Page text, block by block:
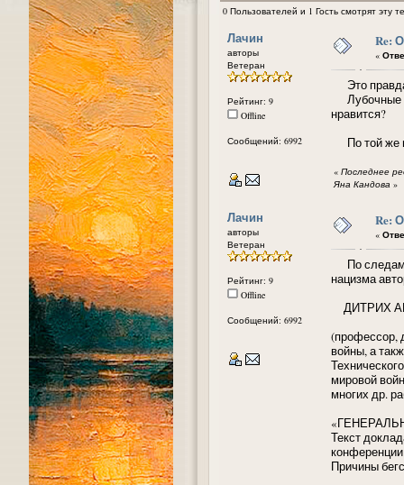
0 Пользователей и 1 Гость смотрят эту
Лачин
авторы
Ветеран
Рейтинг: 9
Offline
Сообщений: 6992
Re:
«
Это
Лубочные
нравится?
По той же
« Последнее
Яна Кандова »
Лачин
авторы
Ветеран
Рейтинг: 9
Offline
Сообщений: 6992
Re:
«
По следам
нацизма
ДИТРИХ
(профессор,
войны, а
мировой
многих др.
Текст
Причины